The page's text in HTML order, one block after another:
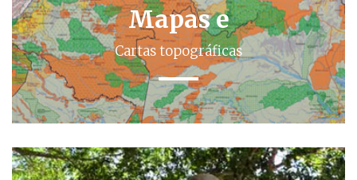
Mapas e
Cartas topográficas